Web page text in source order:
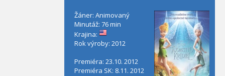
Žáner: Animovaný
Minutáž: 76 min
Krajina:
Rok výroby: 2012
Premiéra: 23.10. 2012
Premiéra SK: 8.11. 2012